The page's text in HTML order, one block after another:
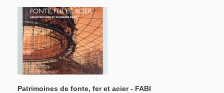
Patrimoines de fonte, fer et acier - FABI